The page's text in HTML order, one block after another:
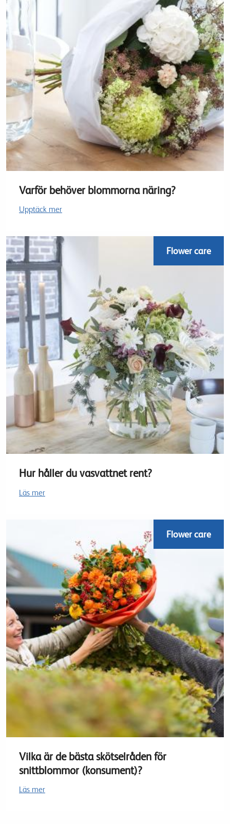
Varför behöver blommorna näring?
Upptäck mer
Flower care
Hur håller du vasvattnet rent?
Läs mer
Flower care
Vilka är de bästa skötselråden för
snittblommor (konsument)?
Läs mer